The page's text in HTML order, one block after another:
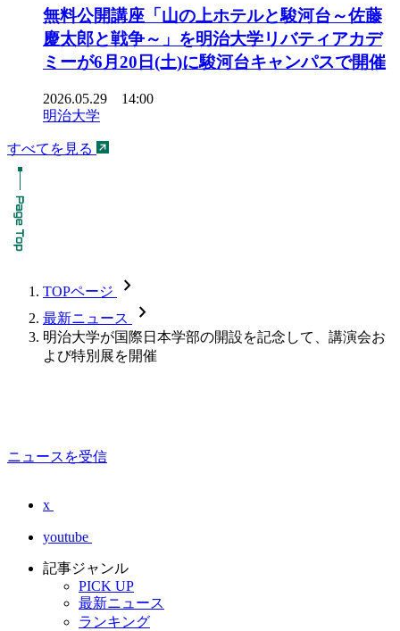
無料公開講座「山の上ホテルと駿河台～佐藤
慶太郎と戦争～」を明治大学リバティアカデ
ミーが6月20日(土)に駿河台キャンパスで開催
2026.05.29 14:00
明治大学
すべてを見る
TOPページ chevron_forward
最新ニュース chevron_forward
明治大学が国際日本学部の開設を記念して、講演会お
よび特別展を開催
ニュースを受信
x
youtube
記事ジャンル
PICK UP
最新ニュース
ランキング